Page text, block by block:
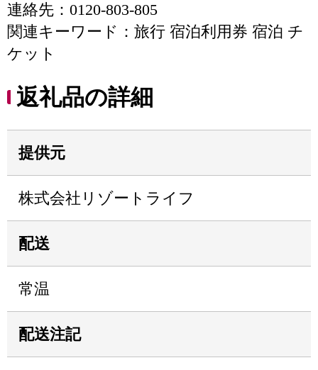
連絡先：0120-803-805
関連キーワード：旅行 宿泊利用券 宿泊 チ
ケット
返礼品の詳細
提供元
株式会社リゾートライフ
配送
常温
配送注記